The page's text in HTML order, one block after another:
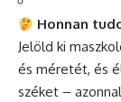
Honnan
Jelöld ki
és méretét, és
széket –